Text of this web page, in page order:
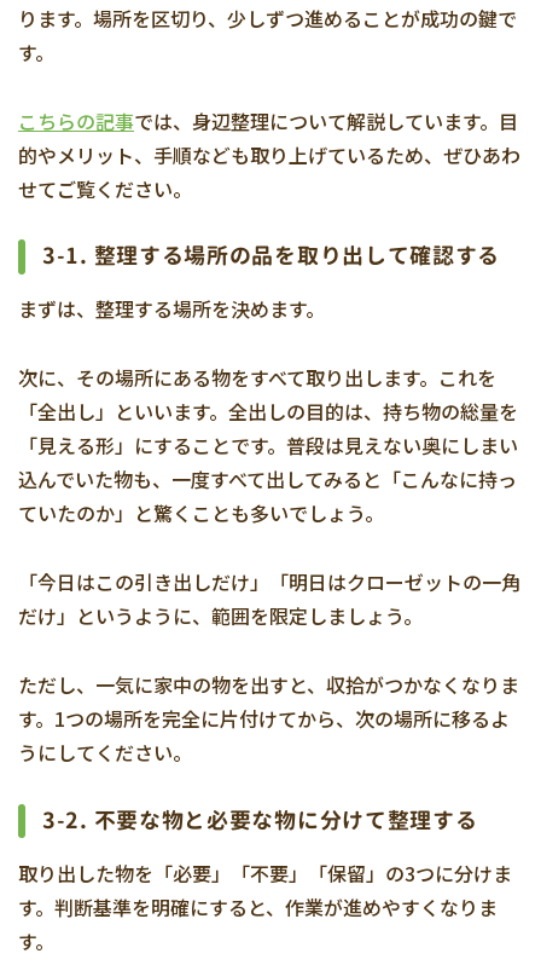
ります。場所を区切り、少しずつ進めることが成功の鍵で
す。
こちらの記事では、身辺整理について解説しています。目
的やメリット、手順なども取り上げているため、ぜひあわ
せてご覧ください。
3-1. 整理する場所の品を取り出して確認する
まずは、整理する場所を決めます。
次に、その場所にある物をすべて取り出します。これを
「全出し」といいます。全出しの目的は、持ち物の総量を
「見える形」にすることです。普段は見えない奥にしまい
込んでいた物も、一度すべて出してみると「こんなに持っ
ていたのか」と驚くことも多いでしょう。
「今日はこの引き出しだけ」「明日はクローゼットの一角
だけ」というように、範囲を限定しましょう。
ただし、一気に家中の物を出すと、収拾がつかなくなりま
す。1つの場所を完全に片付けてから、次の場所に移るよ
うにしてください。
3-2. 不要な物と必要な物に分けて整理する
取り出した物を「必要」「不要」「保留」の3つに分けま
す。判断基準を明確にすると、作業が進めやすくなりま
す。